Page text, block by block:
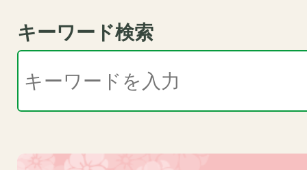
キーワード検索